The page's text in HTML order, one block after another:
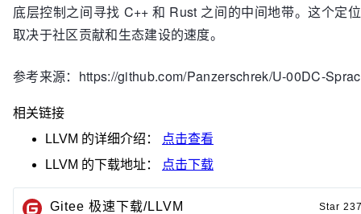
底层控制之间寻找 C++ 和 Rust 之间的中间地带。这个定
取决于社区贡献和生态建设的速度。
参考来源：https://github.com/Panzerschrek/U-00DC-
相关链接
LLVM 的详细介绍：
点击查看
LLVM 的下载地址： 点击下载
Gitee 极速下载/LLVM Star